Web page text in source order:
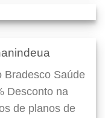
Bradesco Saúde
Desconto na
de planos de